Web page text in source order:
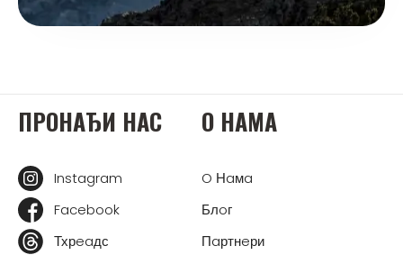
ПРOНAЂИ НAС
Instagram
Facebook
Тхрeaдс
O НAМA
O Нaмa
Блoг
Пaртнeри